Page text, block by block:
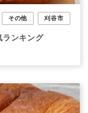
その他 刈谷市
ランキング